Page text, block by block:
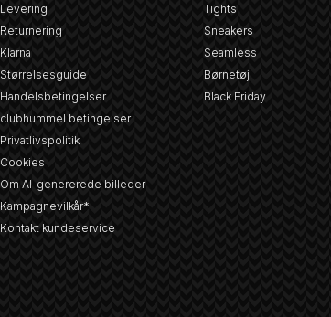
Levering
Returnering
Klarna
Størrelsesguide
Handelsbetingelser
clubhummel betingelser
Privatlivspolitik
Cookies
Om AI-genererede billeder
Kampagnevilkår*
Kontakt kundeservice
Tights
Sneakers
Seamless
Børnetøj
Black Friday